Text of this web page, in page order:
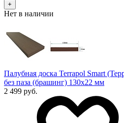
+
Нет в наличии
Палубная доска Terrapol Smart
без паза (брашинг) 130х22 мм
2 499 руб.